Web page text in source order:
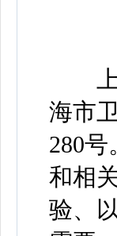
上
海市
280
和相
验、